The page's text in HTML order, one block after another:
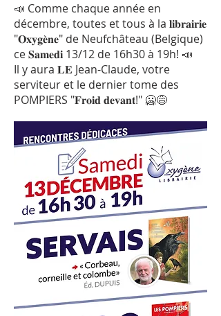
📣 Comme chaque année en
décembre, toutes et tous à la 𝐥𝐢𝐛𝐫𝐚𝐢𝐫𝐢𝐞
"𝐎𝐱𝐲𝐠𝐞̀𝐧𝐞" de Neufchâteau (Belgique)
ce 𝐒𝐚𝐦𝐞𝐝𝐢 13/12 de 16h30 à 19h! 📣
Il y aura 𝐋𝐄 Jean-Claude, votre
serviteur et le dernier tome des
POMPIERS "𝐅𝐫𝐨𝐢𝐝 𝐝𝐞𝐯𝐚𝐧𝐭!" 🥶😅